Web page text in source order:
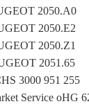
2050.A0
2050.E2
2050.Z1
2051.65
3000 951 255
Service oHG